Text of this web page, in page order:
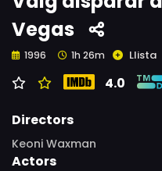
Vegas
1996 1h 26m Llista
4.0
Directors
Keoni Waxman
Actors